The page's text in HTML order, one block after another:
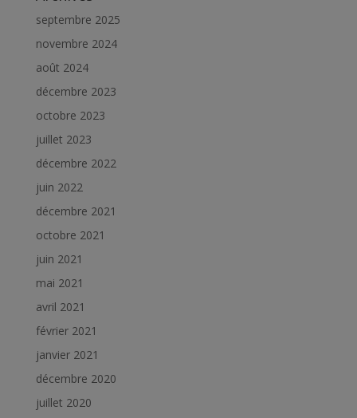
septembre 2025
novembre 2024
août 2024
décembre 2023
octobre 2023
juillet 2023
décembre 2022
juin 2022
décembre 2021
octobre 2021
juin 2021
mai 2021
avril 2021
février 2021
janvier 2021
décembre 2020
juillet 2020